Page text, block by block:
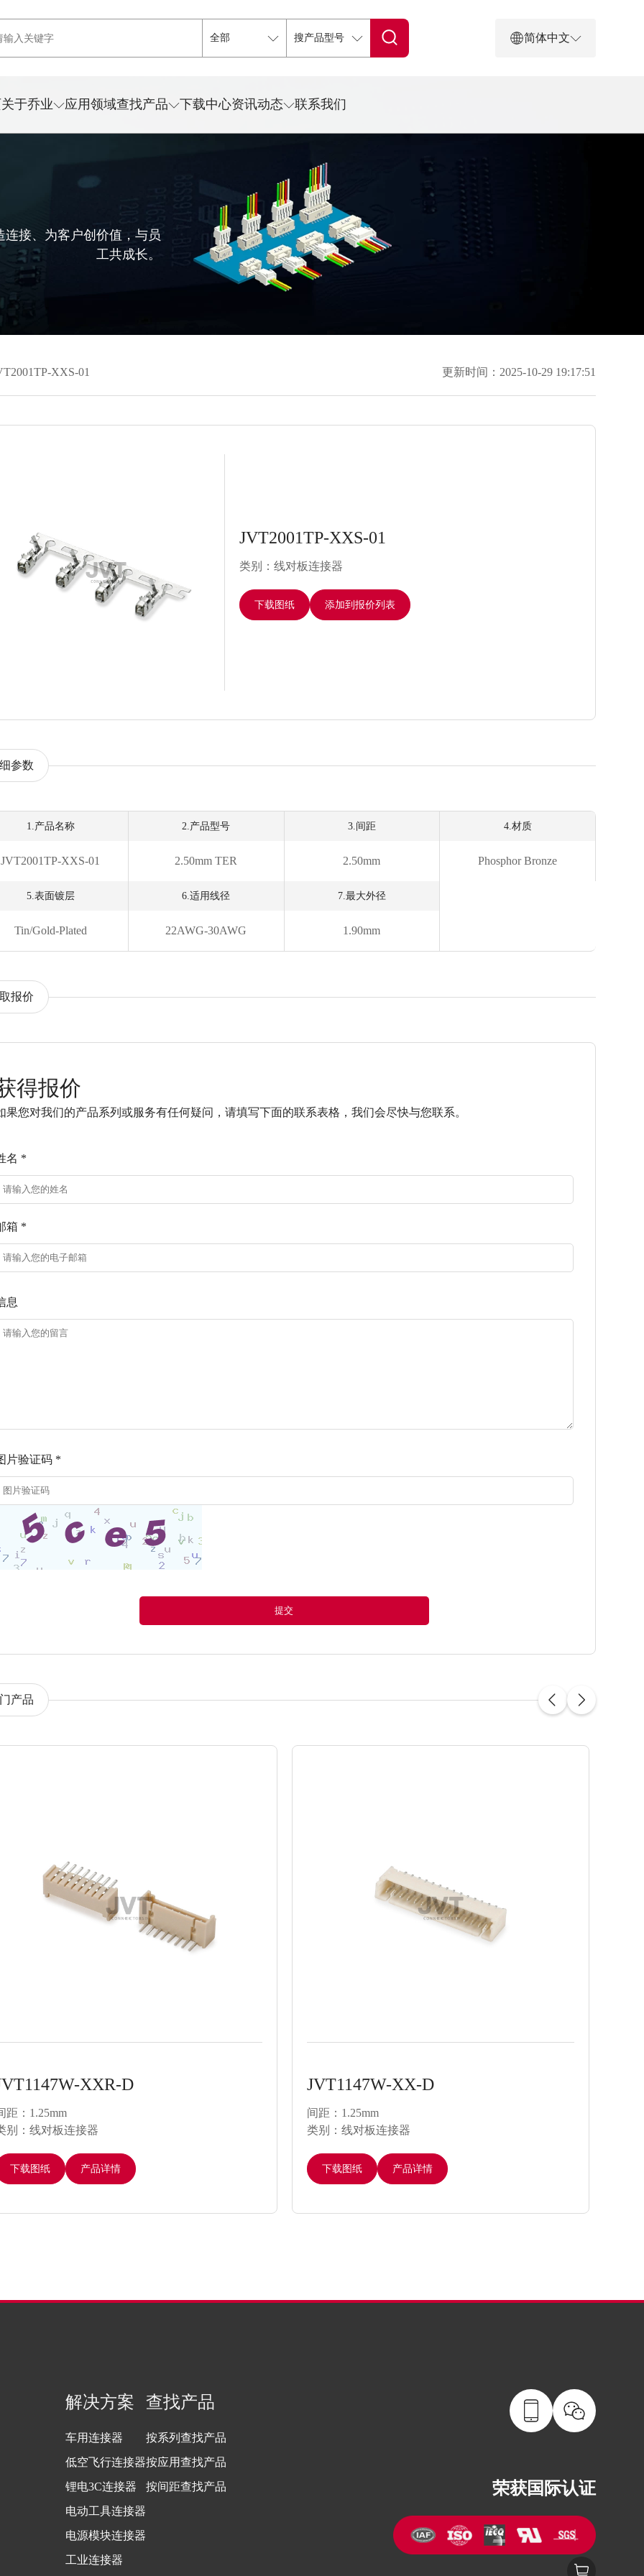
简体中文
关于乔业 应用领域查找产品 下载中心资讯动态 联系我们
接、为客户创价值，与员
工共成长。
XXS-01 更新时间：2025-10-29 19:17:51
JVT2001TP-XXS-01
类别：线对板连接器
下载图纸 添加到报价列表
参数
1.产品名称
JVT2001TP-XXS-01
2.产品型号
2.50mm TER
3.间距
2.50mm
4.材质
Phosphor Bronze
5.表面镀层
Tin/Gold-Plated
6.适用线径
22AWG-30AWG
7.最大外径
1.90mm
报价
得报价
果您对我们的产品系列或服务有任何疑问，请填写下面的联系表格，我们会尽快与您联系。
名 *
箱 *
息
片验证码 *
提交
产品
XX-D
距：1.25mm
别：线对板连接器
下载图纸 产品详情
JVT1147W-XXR-S
间距：1.25mm
类别：线对板连接器
下载图纸 产品详情
解决方案
车用连接器
低空飞行连接器
锂电3C连接器
电动工具连接器
电源模块连接器
工业连接器
查找产品
按系列查找产品
按应用查找产品
按间距查找产品
荣获国际认证